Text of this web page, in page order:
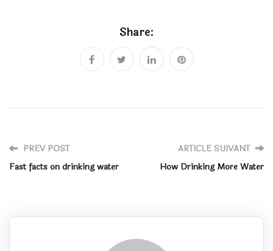
Share:
PREV POST
Fast facts on drinking water
ARTICLE SUIVANT
How Drinking More Water